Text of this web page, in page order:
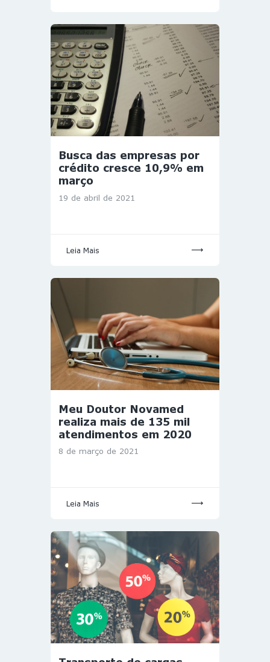
Busca das empresas por
crédito cresce 10,9% em
março
19 de abril de 2021
Leia Mais
Meu Doutor Novamed
realiza mais de 135 mil
atendimentos em 2020
8 de março de 2021
Leia Mais